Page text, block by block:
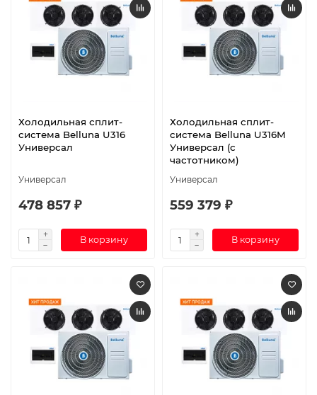
Холодильная сплит-
система Belluna U316
Универсал
Универсал
478 857 ₽
В корзину
Холодильная сплит-
система Belluna U316M
Универсал (с
частотником)
Универсал
559 379 ₽
В корзину